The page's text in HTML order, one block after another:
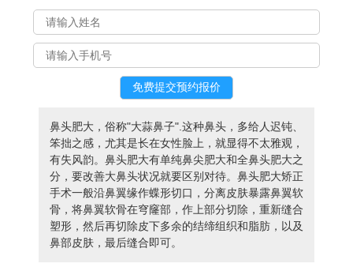
鼻头肥大，俗称"大蒜鼻子".这种鼻头，多给人迟钝、
笨拙之感，尤其是长在女性脸上，就显得不太雅观，
有失风韵。鼻头肥大有单纯鼻尖肥大和全鼻头肥大之
分，要改善大鼻头状况就要区别对待。鼻头肥大矫正
手术一般沿鼻翼缘作蝶形切口，分离皮肤暴露鼻翼软
骨，将鼻翼软骨在穹窿部，作上部分切除，重新缝合
塑形，然后再切除皮下多余的结缔组织和脂肪，以及
鼻部皮肤，最后缝合即可。